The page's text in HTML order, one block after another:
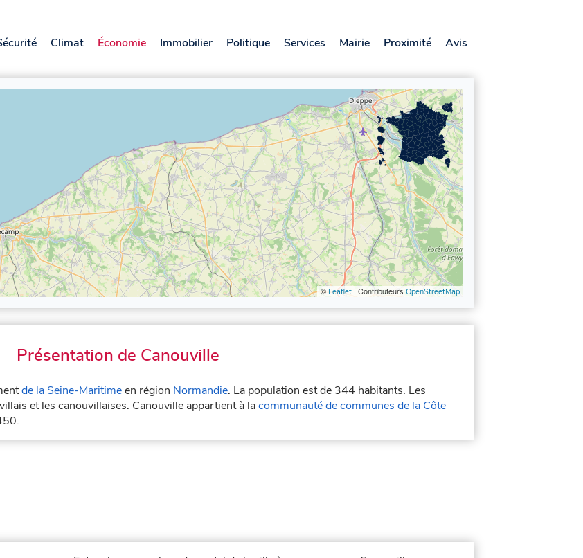
Climat Économie Immobilier Politique Services Mairie Proximité Avis
© Leaflet | Contributeurs OpenStreetMap
Présentation de Canouville
de la Seine-Maritimeen région Normandie. La population est de 344 habitants. Les
et les canouvillaises. Canouville appartient à lacommunauté de communes de la Côte